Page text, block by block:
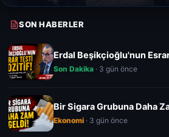
SON HABERLER
Erdal Beşikçioğlu'nun
Son Dakika · 3 gün önce
Bir Sigara Grubuna Daha
Ekonomi · 3 gün önce